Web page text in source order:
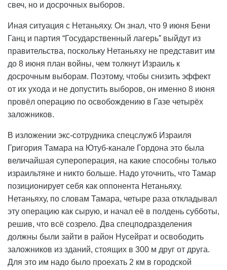
свеч, но и досрочных выборов.
Иная ситуация с Нетаньяху. Он знал, что 9 июня Бени
Ганц и партия “Государственный лагерь” выйдут из
правительства, поскольку Нетаньяху не представит им
до 8 июня план войны, чем толкнут Израиль к
досрочным выборам. Поэтому, чтобы снизить эффект
от их ухода и не допустить выборов, он именно 8 июня
провёл операцию по освобождению в Газе четырёх
заложников.
В изложении экс-сотрудника спецслужб Израиля
Григория Тамара на Ютуб-канале Гордона это была
величайшая супероперация, на какие способны только
израильтяне и никто больше. Надо уточнить, что Тамар
позиционирует себя как оппонента Нетаньяху.
Нетаньяху, по словам Тамара, четыре раза откладывал
эту операцию как сырую, и начал её в полдень субботы,
решив, что всё созрело. Два спецподразделения
должны были зайти в район Нусейрат и освободить
заложников из зданий, стоящих в 300 м друг от друга.
Для это им надо было проехать 2 км в городской